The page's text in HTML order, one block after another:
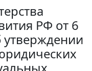
РФ от 6